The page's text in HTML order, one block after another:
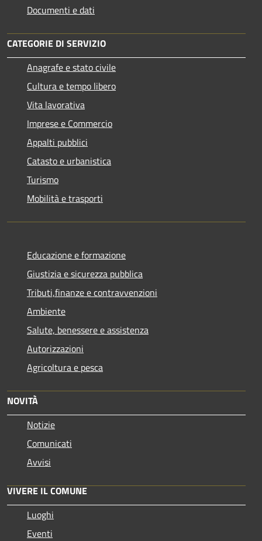
Documenti e dati
CATEGORIE DI SERVIZIO
Anagrafe e stato civile
Cultura e tempo libero
Vita lavorativa
Imprese e Commercio
Appalti pubblici
Catasto e urbanistica
Turismo
Mobilità e trasporti
Educazione e formazione
Giustizia e sicurezza pubblica
Tributi,finanze e contravvenzioni
Ambiente
Salute, benessere e assistenza
Autorizzazioni
Agricoltura e pesca
NOVITÀ
Notizie
Comunicati
Avvisi
VIVERE IL COMUNE
Luoghi
Eventi